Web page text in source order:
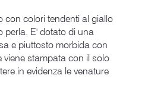
con colori tendenti al giallo
perla. E' dotato di una
e piuttosto morbida con
stampata con il solo
in evidenza le venature